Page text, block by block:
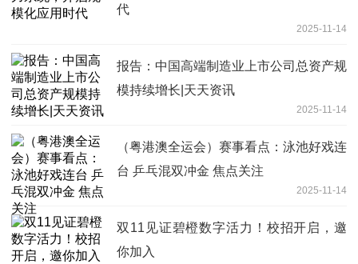
代
2025-11-14
报告：中国高端制造业上市公司总资产规
模持续增长|天天资讯
2025-11-14
（粤港澳全运会）赛事看点：泳池好戏连
台 乒乓混双冲金 焦点关注
2025-11-14
双11见证碧橙数字活力！校招开启，邀
你加入